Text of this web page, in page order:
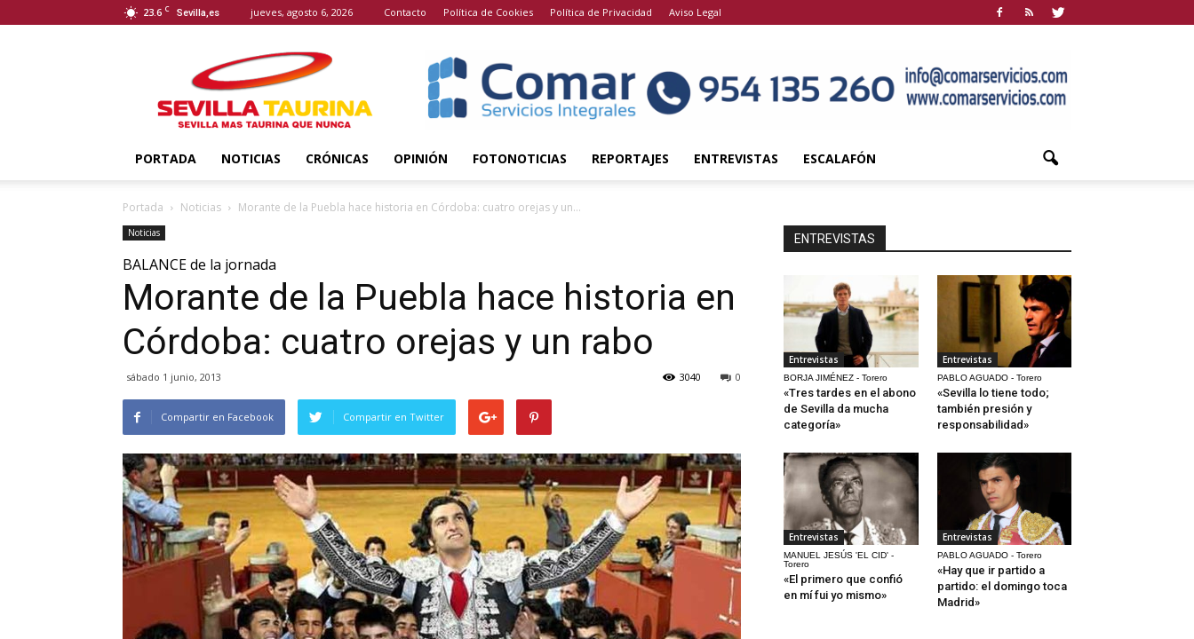
23.6 C Sevilla,es jueves, agosto 6, 2026 Contacto Política de Cookies Política de Privacidad Aviso Legal
Taurina
PORTADA NOTICIAS CRÓNICAS OPINIÓN FOTONOTICIAS REPORTAJES ENTREVISTAS ESCALAFÓN
Portada Noticias Morante de la Puebla hace historia en Córdoba: cuatro orejas y un...
Noticias
BALANCE de la jornada
Morante de la Puebla hace historia en
Córdoba: cuatro orejas y un rabo
sábado 1 junio, 2013 0
3040
Compartir en Facebook Compartir en Twitter
ENTREVISTAS
Entrevistas
BORJA JIMÉNEZ - Torero
«Tres tardes en el abono
de Sevilla da mucha
categoría»
Entrevistas
PABLO AGUADO - Torero
«Sevilla lo tiene todo;
también presión y
responsabilidad»
Entrevistas
MANUEL JESÚS 'EL CID' -
Torero
«El primero que confió
en mí fui yo mismo»
Entrevistas
PABLO AGUADO - Torero
«Hay que ir partido a
partido: el domingo toca
Madrid»